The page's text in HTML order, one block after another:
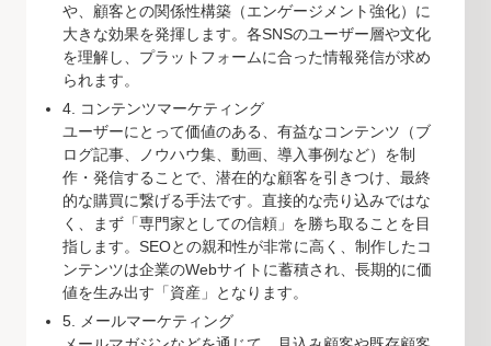
や、顧客との関係性構築（エンゲージメント強化）に
大きな効果を発揮します。各SNSのユーザー層や文化
を理解し、プラットフォームに合った情報発信が求め
られます。
4. コンテンツマーケティング
ユーザーにとって価値のある、有益なコンテンツ（ブ
ログ記事、ノウハウ集、動画、導入事例など）を制
作・発信することで、潜在的な顧客を引きつけ、最終
的な購買に繋げる手法です。直接的な売り込みではな
く、まず「専門家としての信頼」を勝ち取ることを目
指します。SEOとの親和性が非常に高く、制作したコ
ンテンツは企業のWebサイトに蓄積され、長期的に価
値を生み出す「資産」となります。
5. メールマーケティング